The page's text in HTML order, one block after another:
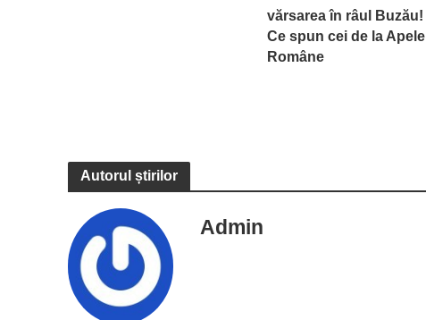
vărsarea în râul Buzău!
Ce spun cei de la Apele
Române
Autorul știrilor
Admin